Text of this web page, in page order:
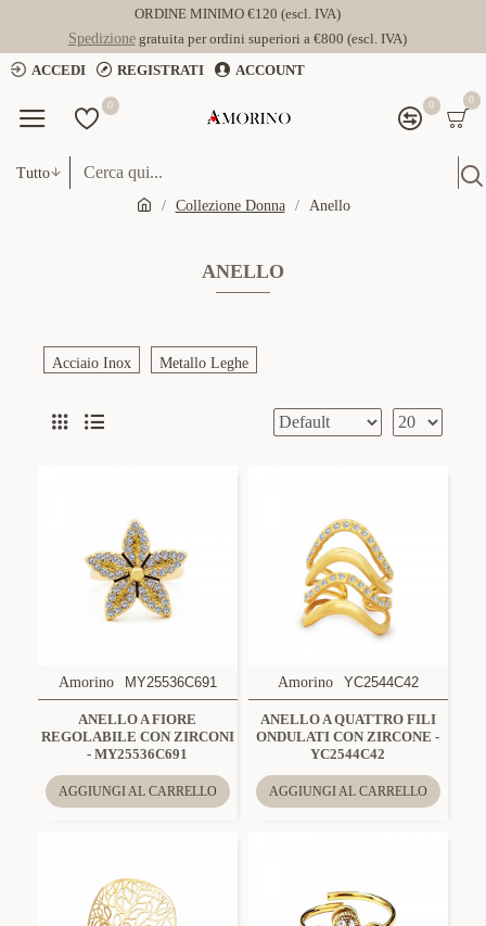
ORDINE MINIMO €120 (escl. IVA)
Spedizionegratuita per ordini superiori a €800 (escl. IVA)
ACCEDI
REGISTRATI ACCOUNT
0 0 0
Tutto
Collezione Donna Anello
ANELLO
Acciaio Inox Metallo Leghe
Amorino MY25536C691
ANELLO A FIORE
REGOLABILE CON ZIRCONI
- MY25536C691
AGGIUNGI AL CARRELLO
Amorino YC2544C42
ANELLO A QUATTRO FILI
ONDULATI CON ZIRCONE -
YC2544C42
AGGIUNGI AL CARRELLO